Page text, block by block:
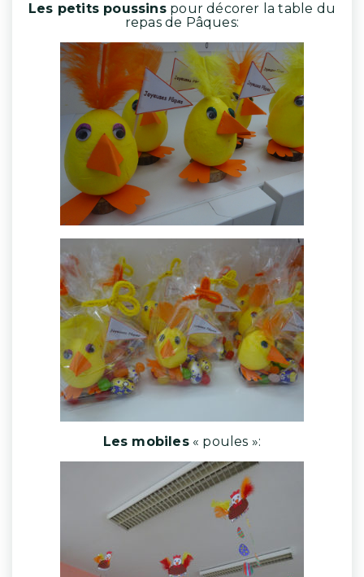
Les petits poussinspour décorer la table du
repas de Pâques:
Les mobiles« poules »: